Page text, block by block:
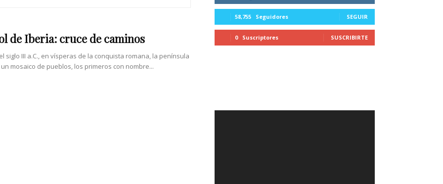
de Iberia: cruce de caminos
siglo III a.C., en vísperas de la conquista romana, la península
mosaico de pueblos, los primeros con nombre...
58,755 Seguidores SEGUIR
0 Suscriptores SUSCRIBIRTE